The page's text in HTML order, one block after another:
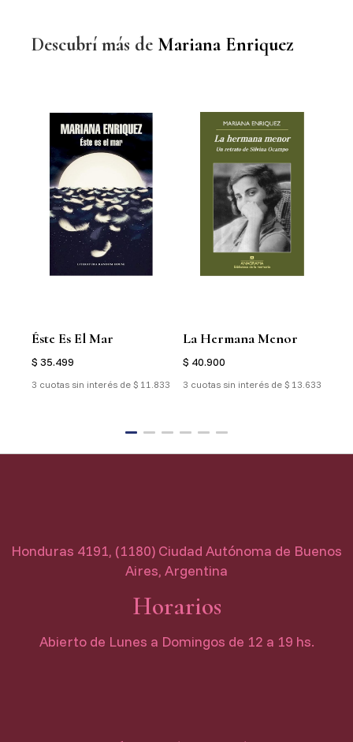
Descubrí más de Mariana Enriquez
Éste Es El Mar
$ 35.499
3 cuotas sin interés de $ 11.833
La Hermana Menor
$ 40.900
3 cuotas sin interés de $ 13.633
Honduras 4191, (1180) Ciudad Autónoma de Buenos
Aires, Argentina
Horarios
Abierto de Lunes a Domingos de 12 a 19 hs.